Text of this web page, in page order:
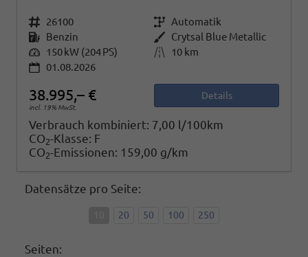
Fahrzeugnr. 26100 Getriebe Automatik
Kraftstoff Benzin Außenfarbe Crytsal Blue Metallic
Leistung 150 kW (204 PS) Kilometerstand
10 km
01.08.2026
38.995,– €
incl. 19% MwSt.
Details
Verbrauch kombiniert: 7,00 l/100km
CO2-Klasse: F
CO2-Emissionen: 159,00 g/km
Datensätze pro Seite:
20 50 100 250
Seiten: